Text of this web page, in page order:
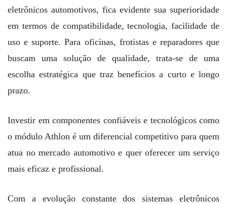
eletrônicos automotivos, fica evidente sua superioridade
em termos de compatibilidade, tecnologia, facilidade de
uso e suporte. Para oficinas, frotistas e reparadores que
buscam uma solução de qualidade, trata-se de uma
escolha estratégica que traz benefícios a curto e longo
prazo.
Investir em componentes confiáveis e tecnológicos como
o módulo Athlon é um diferencial competitivo para quem
atua no mercado automotivo e quer oferecer um serviço
mais eficaz e profissional.
Com a evolução constante dos sistemas eletrônicos